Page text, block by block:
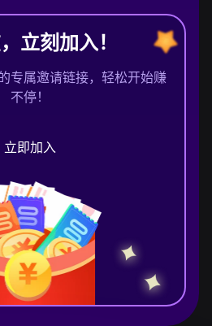
立刻加入！
专属邀请链接，轻松开始赚
不停！
立即加入